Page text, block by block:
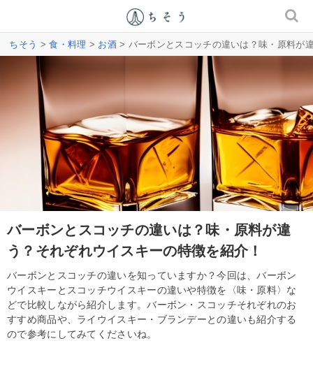
ちそう >食・料理 > お酒> バーボンとスコッチの違いは？味・原料が
バーボンとスコッチの違いは？味・原料が違
う？それぞれウイスキーの特徴を紹介！
バーボンとスコッチの違いを知っていますか？今回は、バーボン
ウイスキーとスコッチウイスキーの違いや特徴を〈味・原料〉な
どで比較しながら紹介します。バーボン・スコッチそれぞれのお
すすめ商品や、ライウイスキー・ブランデーとの違いも紹介する
ので参考にしてみてくださいね。